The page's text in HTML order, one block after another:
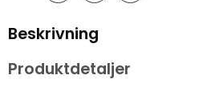
Beskrivning
Produktdetaljer